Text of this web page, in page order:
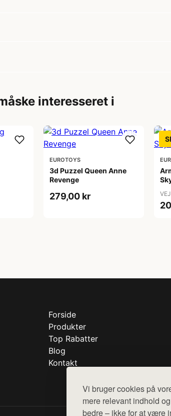
Vi bruger cookies på
mere relevant indhold
bedre – ikke for at være
interesseret i
EUROTOYS
3d Puzzel Queen Anne
Revenge
279,00 kr
Forside
Produkter
Top Rabatter
Blog
Kontakt